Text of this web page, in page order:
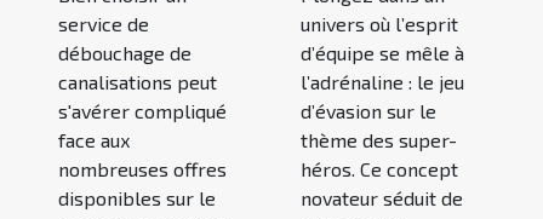
service de
débouchage de
canalisations peut
s'avérer compliqué
face aux
nombreuses offres
disponibles sur le
univers où l’esprit
d’équipe se mêle à
l’adrénaline : le jeu
d’évasion sur le
thème des super-
héros. Ce concept
novateur séduit de